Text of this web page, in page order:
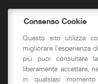
Consenso Cookie
Questo sito utilizza
migliorare l'esperienza
più puoi consultare
liberamente accettare,
in qualsiasi